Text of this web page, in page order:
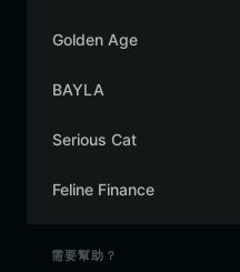
Golden Age
BAYLA
Serious Cat
Feline Finance
需要幫助？